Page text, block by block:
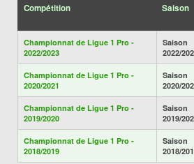
Compétition Saison
Championnat de Ligue 1 Pro -
2022/2023
Saison
2022/
Championnat de Ligue 1 Pro -
2020/2021
Saison
2020/
Championnat de Ligue 1 Pro -
2019/2020
Saison
2019/
Championnat de Ligue 1 Pro -
2018/2019
Saison
2018/